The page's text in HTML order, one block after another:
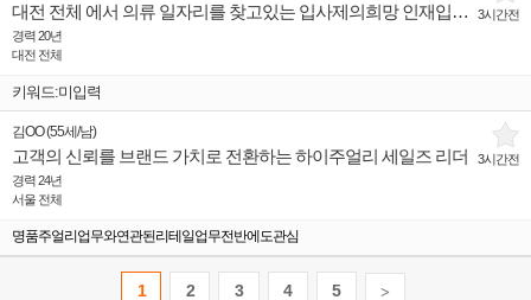
3시간전
대전 전체 에서 의류 일자리를 찾고있는 입사제의희망 인재입니다.
경력 20년
대전 전체
키워드:미입력
3시간전
김OO(55세 /남)
고객의 신뢰를 브랜드 가치로 전환하는 하이주얼리 세일즈 리더
경력 24년
서울 전체
명품주얼리업무와연관된리테일업무전반에도관심
1 2 3 4 5 >